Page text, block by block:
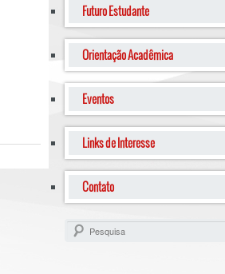
Futuro Estudante
Orientação Acadêmica
Eventos
Links de Interesse
Contato